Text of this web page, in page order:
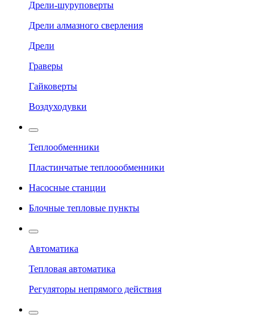
Дрели-шуруповерты
Дрели алмазного сверления
Дрели
Граверы
Гайковерты
Воздуходувки
Теплообменники
Пластинчатые теплоообменники
Насосные станции
Блочные тепловые пункты
Автоматика
Тепловая автоматика
Регуляторы непрямого действия